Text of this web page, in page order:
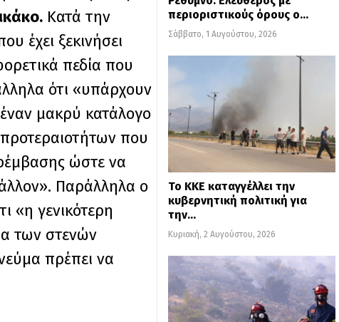
Κατά την
έχει ξεκινήσει
πεδία που
ότι «υπάρχουν
μακρύ κατάλογο
που
ώστε να
Παράλληλα ο
«η γενικότερη
των στενών
πρέπει να
περιοριστικούς όρους ο…
Σάββατο, 1 Αυγούστου, 2026
Το ΚΚΕ καταγγέλλει την
κυβερνητική πολιτική για
την…
Κυριακή, 2 Αυγούστου, 2026